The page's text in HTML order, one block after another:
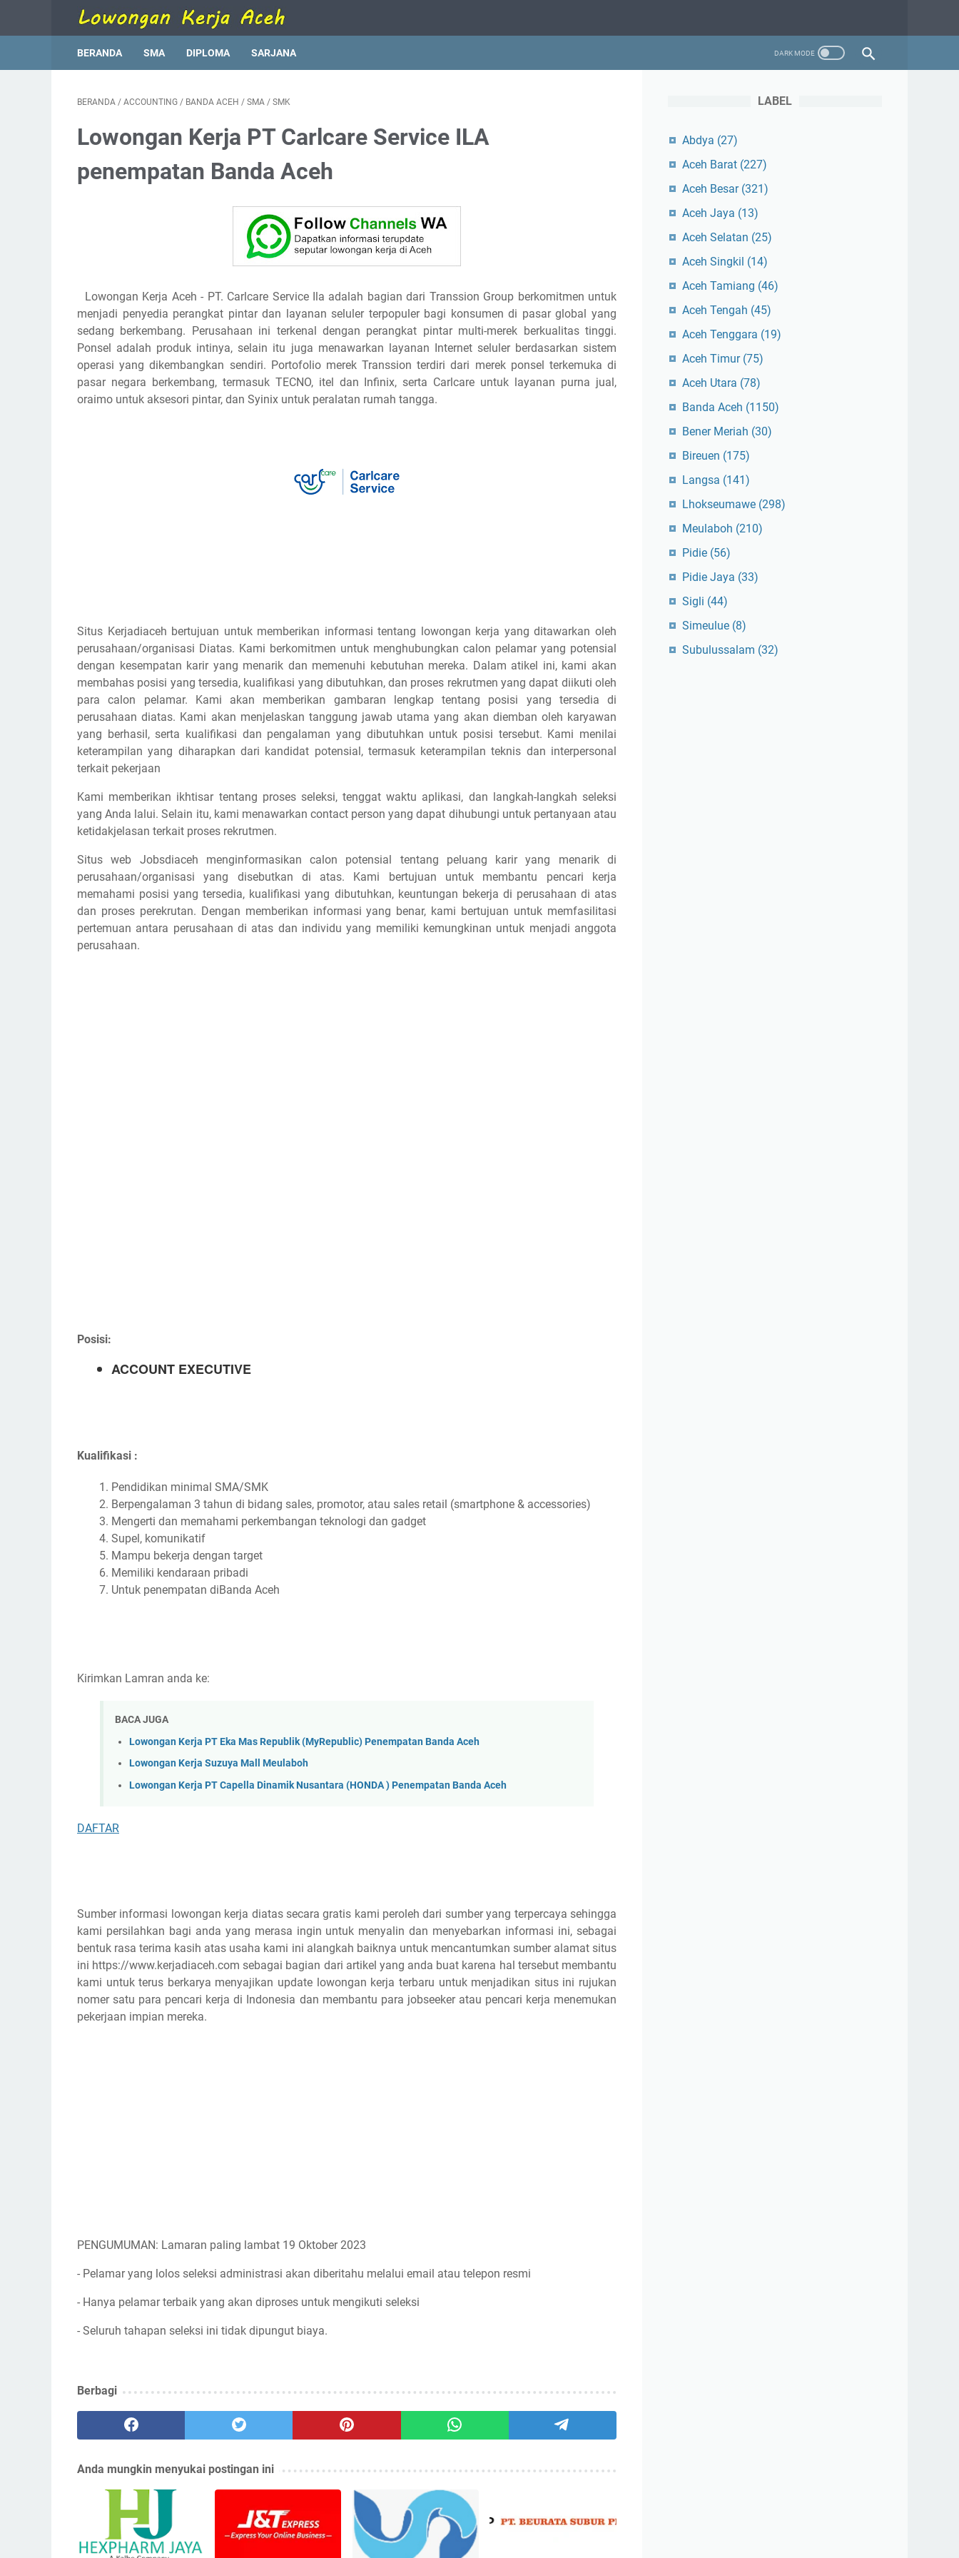
BERANDA SMA DIPLOMA SARJANA
BERANDA / ACCOUNTING / BANDA ACEH / SMA / SMK
Lowongan Kerja PT Carlcare Service ILA
penempatan Banda Aceh
Lowongan Kerja Aceh - PT. Carlcare Service Ila adalah bagian dari Transsion Group berkomitmen untuk
menjadi penyedia perangkat pintar dan layanan seluler terpopuler bagi konsumen di pasar global yang
sedang berkembang. Perusahaan ini terkenal dengan perangkat pintar multi-merek berkualitas tinggi.
Ponsel adalah produk intinya, selain itu juga menawarkan layanan Internet seluler berdasarkan sistem
operasi yang dikembangkan sendiri. Portofolio merek Transsion terdiri dari merek ponsel terkemuka di
pasar negara berkembang, termasuk TECNO, itel dan Infinix, serta Carlcare untuk layanan purna jual,
oraimo untuk aksesori pintar, dan Syinix untuk peralatan rumah tangga.
Situs Kerjadiaceh bertujuan untuk memberikan informasi tentang lowongan kerja yang ditawarkan oleh
perusahaan/organisasi Diatas. Kami berkomitmen untuk menghubungkan calon pelamar yang potensial
dengan kesempatan karir yang menarik dan memenuhi kebutuhan mereka. Dalam atikel ini, kami akan
membahas posisi yang tersedia, kualifikasi yang dibutuhkan, dan proses rekrutmen yang dapat diikuti oleh
para calon pelamar. Kami akan memberikan gambaran lengkap tentang posisi yang tersedia di
perusahaan diatas. Kami akan menjelaskan tanggung jawab utama yang akan diemban oleh karyawan
yang berhasil, serta kualifikasi dan pengalaman yang dibutuhkan untuk posisi tersebut. Kami menilai
keterampilan yang diharapkan dari kandidat potensial, termasuk keterampilan teknis dan interpersonal
terkait pekerjaan
Kami memberikan ikhtisar tentang proses seleksi, tenggat waktu aplikasi, dan langkah-langkah seleksi
yang Anda lalui. Selain itu, kami menawarkan contact person yang dapat dihubungi untuk pertanyaan atau
ketidakjelasan terkait proses rekrutmen.
Situs web Jobsdiaceh menginformasikan calon potensial tentang peluang karir yang menarik di
perusahaan/organisasi yang disebutkan di atas. Kami bertujuan untuk membantu pencari kerja
memahami posisi yang tersedia, kualifikasi yang dibutuhkan, keuntungan bekerja di perusahaan di atas
dan proses perekrutan. Dengan memberikan informasi yang benar, kami bertujuan untuk memfasilitasi
pertemuan antara perusahaan di atas dan individu yang memiliki kemungkinan untuk menjadi anggota
perusahaan.
Posisi:
ACCOUNT EXECUTIVE
Kualifikasi :
Pendidikan minimal SMA/SMK
Berpengalaman 3 tahun di bidang sales, promotor, atau sales retail (smartphone & accessories)
Mengerti dan memahami perkembangan teknologi dan gadget
Supel, komunikatif
Mampu bekerja dengan target
Memiliki kendaraan pribadi
Untuk penempatan diBanda Aceh
Kirimkan Lamran anda ke:
BACA JUGA
Lowongan Kerja PT Eka Mas Republik (MyRepublic) Penempatan Banda Aceh
Lowongan Kerja Suzuya Mall Meulaboh
Lowongan Kerja PT Capella Dinamik Nusantara (HONDA ) Penempatan Banda Aceh
DAFTAR
Sumber informasi lowongan kerja diatas secara gratis kami peroleh dari sumber yang terpercaya sehingga
kami persilahkan bagi anda yang merasa ingin untuk menyalin dan menyebarkan informasi ini, sebagai
bentuk rasa terima kasih atas usaha kami ini alangkah baiknya untuk mencantumkan sumber alamat situs
ini https://www.kerjadiaceh.com sebagai bagian dari artikel yang anda buat karena hal tersebut membantu
kami untuk terus berkarya menyajikan update lowongan kerja terbaru untuk menjadikan situs ini rujukan
nomer satu para pencari kerja di Indonesia dan membantu para jobseeker atau pencari kerja menemukan
pekerjaan impian mereka.
PENGUMUMAN: Lamaran paling lambat 19 Oktober 2023
- Pelamar yang lolos seleksi administrasi akan diberitahu melalui email atau telepon resmi
- Hanya pelamar terbaik yang akan diproses untuk mengikuti seleksi
- Seluruh tahapan seleksi ini tidak dipungut biaya.
Berbagi
Anda mungkin menyukai postingan ini
LABEL
Abdya (27)
Aceh Barat (227)
Aceh Besar (321)
Aceh Jaya (13)
Aceh Selatan (25)
Aceh Singkil (14)
Aceh Tamiang (46)
Aceh Tengah (45)
Aceh Tenggara (19)
Aceh Timur (75)
Aceh Utara (78)
Banda Aceh (1150)
Bener Meriah (30)
Bireuen (175)
Langsa (141)
Lhokseumawe (298)
Meulaboh (210)
Pidie (56)
Pidie Jaya (33)
Sigli (44)
Simeulue (8)
Subulussalam (32)